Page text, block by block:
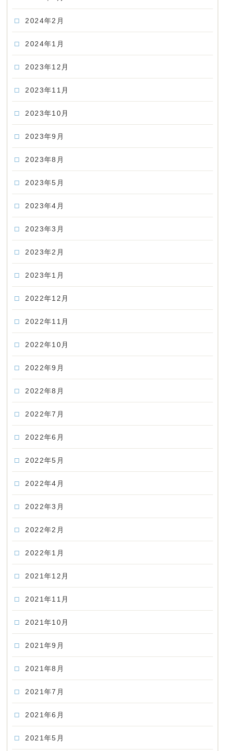
2024年2月
2024年1月
2023年12月
2023年11月
2023年10月
2023年9月
2023年8月
2023年5月
2023年4月
2023年3月
2023年2月
2023年1月
2022年12月
2022年11月
2022年10月
2022年9月
2022年8月
2022年7月
2022年6月
2022年5月
2022年4月
2022年3月
2022年2月
2022年1月
2021年12月
2021年11月
2021年10月
2021年9月
2021年8月
2021年7月
2021年6月
2021年5月